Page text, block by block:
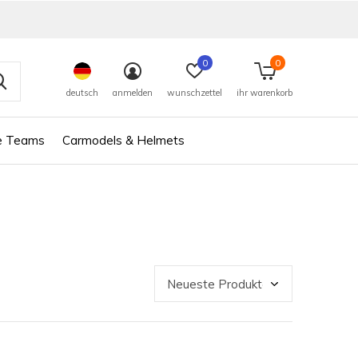
Teams Carmodels & Helmets
deutsch anmelden wunschzettel
0
ihr warenkorb
0